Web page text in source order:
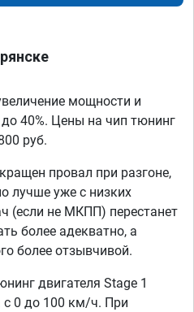
мощности и
40%. Цены на чип тюнинг
руб.
провал при разгоне,
лучше уже с низких
(если не МКПП) перестанет
более адекватно, а
более отзывчивой.
двигателя Stage 1
с 0 до 100 км/ч. При